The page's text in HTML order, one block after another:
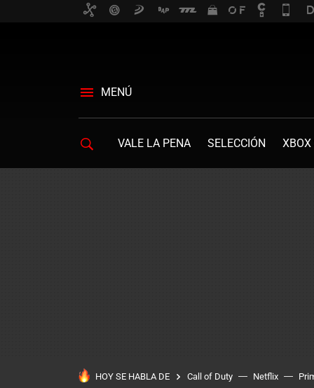
MENÚ
VALE LA PENA SELECCIÓN XBOX
HOY SE HABLA DE Call of Duty Netflix